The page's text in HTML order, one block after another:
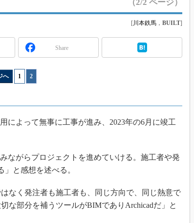
2020
メンテナンス・レジリエンスTOKYO
（2/2 ページ）
[川本鉄馬 ， BUILT]
Share
へ 1 2
よって無事に工事が進み、2023年の6月に竣工
ながらプロジェクトを進めていける。施工者や発
と感想を述べる。
なく発注者も施工者も、同じ方向で、同じ熱意で
な部分を補うツールがBIMでありArchicadだ」と